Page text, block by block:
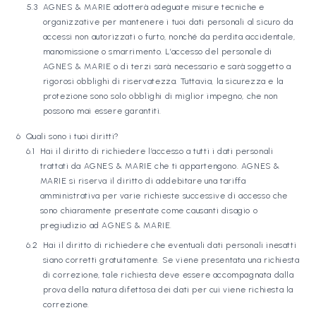
AGNES & MARIE adotterà adeguate misure tecniche e
organizzative per mantenere i tuoi dati personali al sicuro da
accessi non autorizzati o furto, nonché da perdita accidentale,
manomissione o smarrimento. L’accesso del personale di
AGNES & MARIE o di terzi sarà necessario e sarà soggetto a
rigorosi obblighi di riservatezza. Tuttavia, la sicurezza e la
protezione sono solo obblighi di miglior impegno, che non
possono mai essere garantiti.
Quali sono i tuoi diritti?
Hai il diritto di richiedere l’accesso a tutti i dati personali
trattati da AGNES & MARIE che ti appartengono. AGNES &
MARIE si riserva il diritto di addebitare una tariffa
amministrativa per varie richieste successive di accesso che
sono chiaramente presentate come causanti disagio o
pregiudizio ad AGNES & MARIE.
Hai il diritto di richiedere che eventuali dati personali inesatti
siano corretti gratuitamente. Se viene presentata una richiesta
di correzione, tale richiesta deve essere accompagnata dalla
prova della natura difettosa dei dati per cui viene richiesta la
correzione.